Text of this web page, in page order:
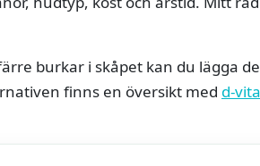
burkar i skåpet kan du lägga
finns en översikt med d-